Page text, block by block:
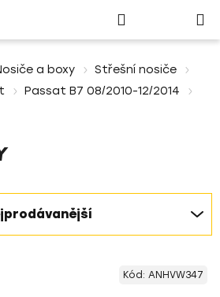
Přihlášení
košík
a boxy
Střešní nosiče
Passat B7 08/2010-12/2014
Kód: ANHVW347